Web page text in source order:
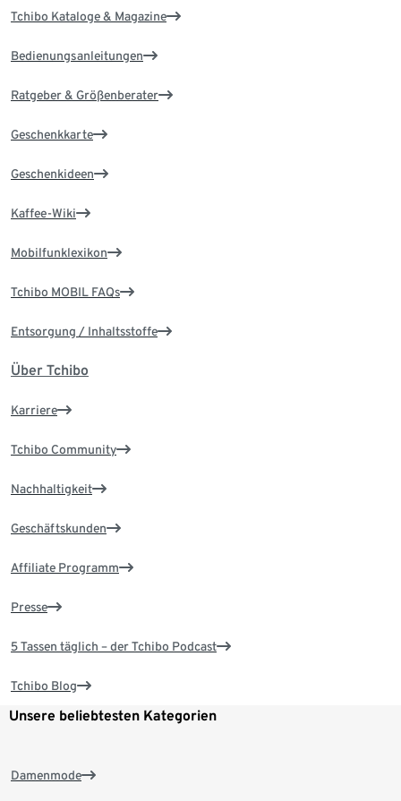
Tchibo Kataloge & Magazine
Bedienungsanleitungen
Ratgeber & Größenberater
Geschenkkarte
Geschenkideen
Kaffee-Wiki
Mobilfunklexikon
Tchibo MOBIL FAQs
Entsorgung / Inhaltsstoffe
Über Tchibo
Karriere
Tchibo Community
Nachhaltigkeit
Geschäftskunden
Affiliate Programm
Presse
5 Tassen täglich – der Tchibo Podcast
Tchibo Blog
Unsere beliebtesten Kategorien
Damenmode